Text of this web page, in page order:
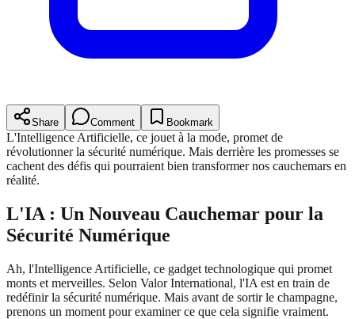
Share Comment Bookmark
L'Intelligence Artificielle, ce jouet à la mode, promet de
révolutionner la sécurité numérique. Mais derrière les promesses se
cachent des défis qui pourraient bien transformer nos cauchemars en
réalité.
L'IA : Un Nouveau Cauchemar pour la
Sécurité Numérique
Ah, l'Intelligence Artificielle, ce gadget technologique qui promet
monts et merveilles. Selon Valor International, l'IA est en train de
redéfinir la sécurité numérique. Mais avant de sortir le champagne,
prenons un moment pour examiner ce que cela signifie vraiment.